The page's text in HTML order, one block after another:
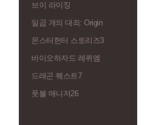
브이 라이징
일곱 개의 대죄: Origin
몬스터헌터 스토리즈3
바이오하자드 레퀴엠
드래곤 퀘스트7
풋볼 매니저26